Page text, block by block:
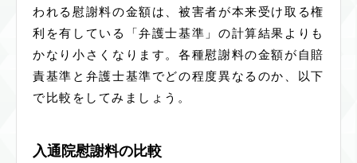
われる慰謝料の金額は、被害者が本来受け取る権
利を有している「弁護士基準」の計算結果よりも
かなり小さくなります。各種慰謝料の金額が自賠
責基準と弁護士基準でどの程度異なるのか、以下
で比較をしてみましょう。
入通院慰謝料の比較